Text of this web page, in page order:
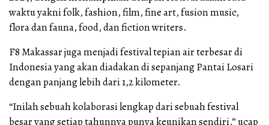
waktu yakni folk, fashion, film, fine art, fusion music,
flora dan fauna, food, dan fiction writers.
F8 Makassar juga menjadi festival tepian air terbesar di
Indonesia yang akan diadakan di sepanjang Pantai Losari
dengan panjang lebih dari 1,2 kilometer.
“Inilah sebuah kolaborasi lengkap dari sebuah festival
besar yang setiap tahunnya punya keunikan sendiri,” ucap